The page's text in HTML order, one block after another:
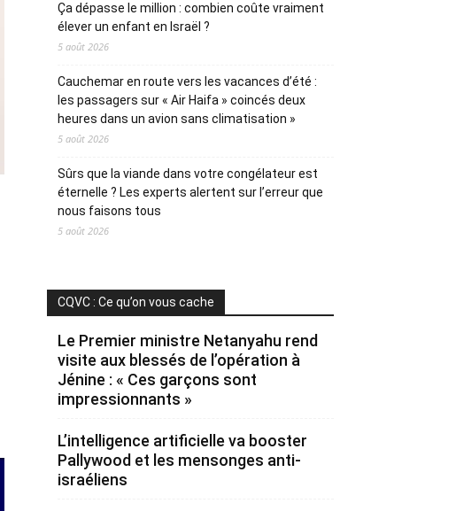
Ça dépasse le million : combien coûte vraiment
élever un enfant en Israël ?
5 août 2026
Cauchemar en route vers les vacances d’été :
les passagers sur « Air Haifa » coincés deux
heures dans un avion sans climatisation »
5 août 2026
Sûrs que la viande dans votre congélateur est
éternelle ? Les experts alertent sur l’erreur que
nous faisons tous
5 août 2026
CQVC : Ce qu’on vous cache
Le Premier ministre Netanyahu rend
visite aux blessés de l’opération à
Jénine : « Ces garçons sont
impressionnants »
L’intelligence artificielle va booster
Pallywood et les mensonges anti-
israéliens